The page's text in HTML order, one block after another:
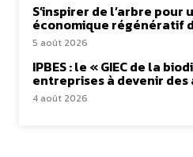
S’inspirer de l’arbre pour
économique régénératif
5 août 2026
IPBES : le « GIEC de la
entreprises à devenir
4 août 2026